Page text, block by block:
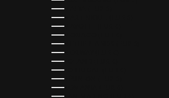
MALTA (EUR €)
MARTINIQUE (EUR €)
MAYOTTE (EUR €)
MONACO (EUR €)
NETHERLANDS (EUR €)
NORWAY (EUR €)
POLAND (EUR €)
PORTUGAL (EUR €)
RÉUNION (EUR €)
ROMANIA (EUR €)